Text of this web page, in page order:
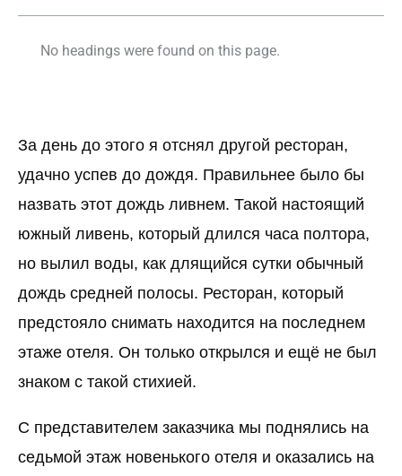
No headings were found on this page.
За день до этого я отснял другой ресторан,
удачно успев до дождя. Правильнее было бы
назвать этот дождь ливнем. Такой настоящий
южный ливень, который длился часа полтора,
но вылил воды, как длящийся сутки обычный
дождь средней полосы. Ресторан, который
предстояло снимать находится на последнем
этаже отеля. Он только открылся и ещё не был
знаком с такой стихией.
С представителем заказчика мы поднялись на
седьмой этаж новенького отеля и оказались на